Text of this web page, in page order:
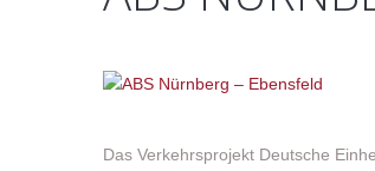
Das Verkehrsprojekt Deutsche